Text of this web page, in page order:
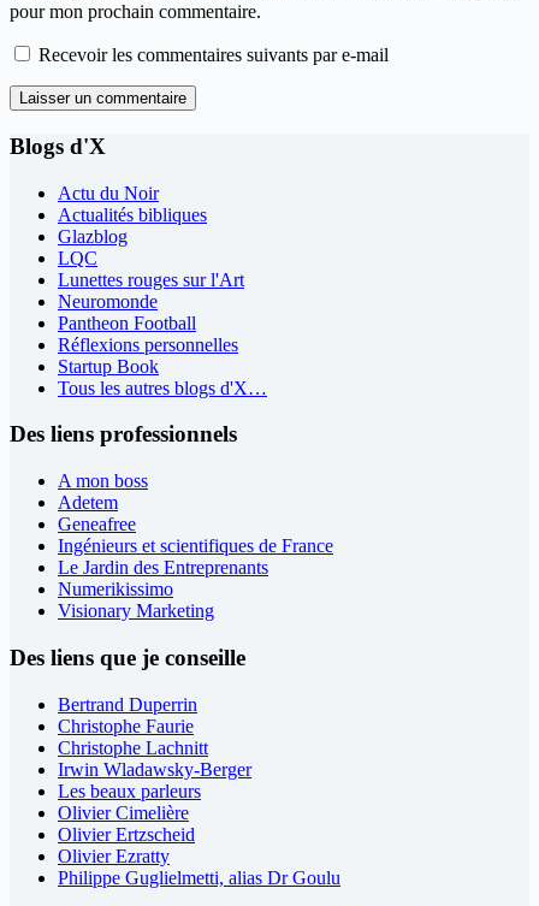
pour mon prochain commentaire.
Recevoir les commentaires suivants par e-mail
Laisser un commentaire
Blogs d'X
Actu du Noir
Actualités bibliques
Glazblog
LQC
Lunettes rouges sur l'Art
Neuromonde
Pantheon Football
Réflexions personnelles
Startup Book
Tous les autres blogs d'X…
Des liens professionnels
A mon boss
Adetem
Geneafree
Ingénieurs et scientifiques de France
Le Jardin des Entreprenants
Numerikissimo
Visionary Marketing
Des liens que je conseille
Bertrand Duperrin
Christophe Faurie
Christophe Lachnitt
Irwin Wladawsky-Berger
Les beaux parleurs
Olivier Cimelière
Olivier Ertzscheid
Olivier Ezratty
Philippe Guglielmetti, alias Dr Goulu